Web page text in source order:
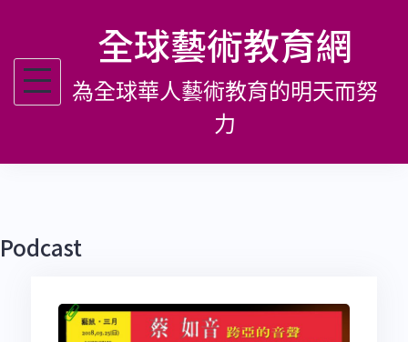
主
全球藝術教育網
為全球華人藝術教育的明天而努
力
Podcast